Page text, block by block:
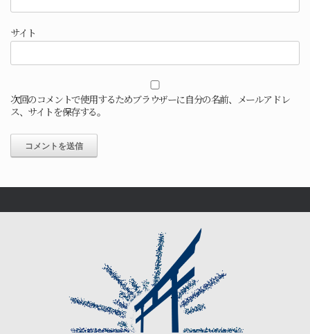
サイト
次回のコメントで使用するためブラウザーに自分の名前、メールアドレ
ス、サイトを保存する。